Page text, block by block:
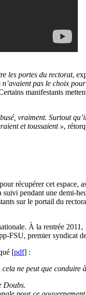
les portes du rectorat,
pas le choix
manifestants
vraiment. Surtout
et toussaient »,
récupérer cet espace,
pendant une demi-
sur le portail du
À la rentrée
FSU, premier syndicat
[pdf] :
cela ne peut que conduire
Doubs.